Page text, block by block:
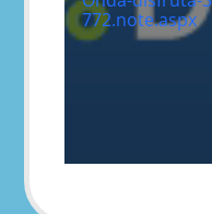
772.note.aspx